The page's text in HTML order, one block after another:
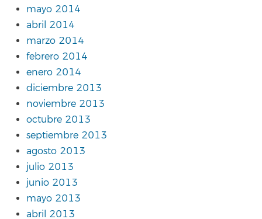
mayo 2014
abril 2014
marzo 2014
febrero 2014
enero 2014
diciembre 2013
noviembre 2013
octubre 2013
septiembre 2013
agosto 2013
julio 2013
junio 2013
mayo 2013
abril 2013